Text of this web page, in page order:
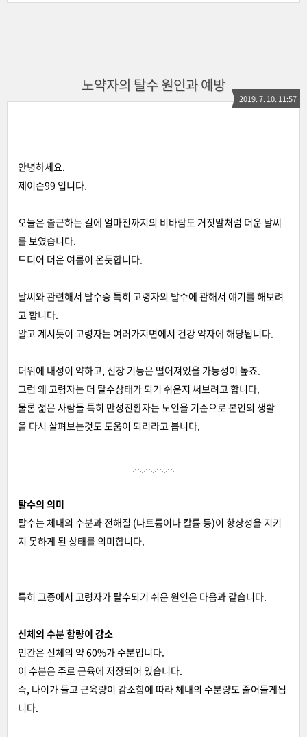
노약자의 탈수 원인과 예방
2019. 7. 10. 11:57
안녕하세요.
제이슨99 입니다.
오늘은 출근하는 길에 얼마전까지의 비바람도 거짓말처럼 더운 날씨
를 보였습니다.
드디어 더운 여름이 온듯합니다.
날씨와 관련해서 탈수증 특히 고령자의 탈수에 관해서 얘기를 해보려
고 합니다.
알고 계시듯이 고령자는 여러가지면에서 건강 약자에 해당됩니다.
더위에 내성이 약하고, 신장 기능은 떨어져있을 가능성이 높죠.
그럼 왜 고령자는 더 탈수상태가 되기 쉬운지 써보려고 합니다.
물론 젊은 사람들 특히 만성진환자는 노인을 기준으로 본인의 생활
을 다시 살펴보는것도 도움이 되리라고 봅니다.
탈수의 의미
탈수는 체내의 수분과 전해질 (나트륨이나 칼륨 등)이 항상성을 지키
지 못하게 된 상태를 의미합니다.
특히 그중에서 고령자가 탈수되기 쉬운 원인은 다음과 같습니다.
신체의 수분 함량이 감소
인간은 신체의 약 60%가 수분입니다.
이 수분은 주로 근육에 저장되어 있습니다.
즉, 나이가 들고 근육량이 감소함에 따라 체내의 수분량도 줄어들게됩
니다.